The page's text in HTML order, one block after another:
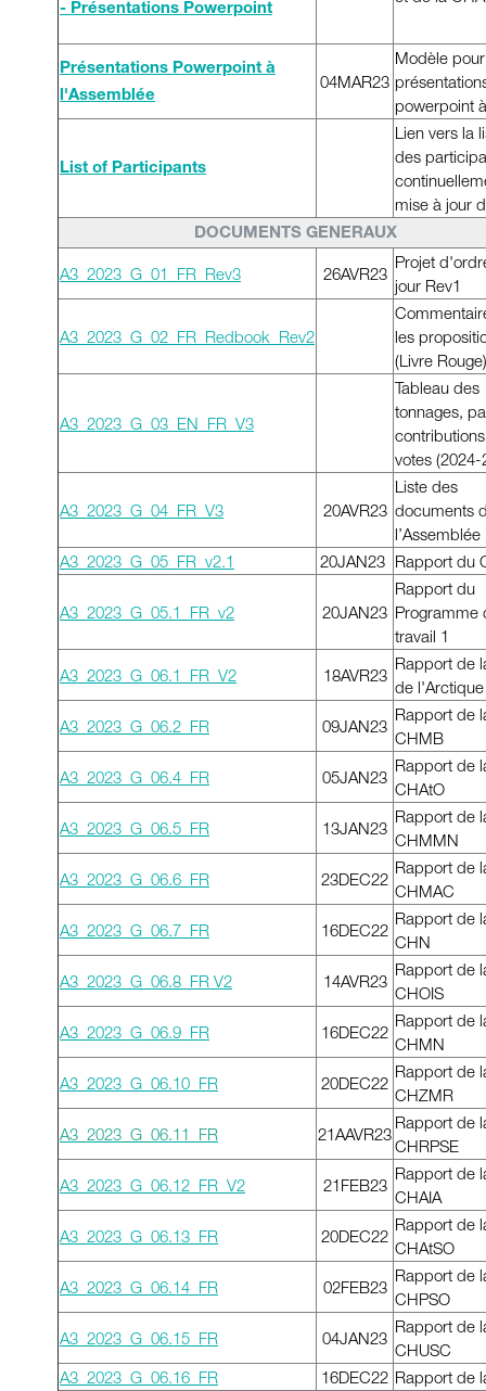
- Présentations Powerpoint
Présentations Powerpoint à
l'Assemblée
04MAR23
Modèle
powerpoint
List of Participants
Lien vers la
des
mise à jour
DOCUMENTS GENERAUX
A3_2023_G_01_FR_Rev3 26AVR23
Projet
jour Rev1
A3_2023_G_02_FR_Redbook_Rev2
les
(Livre Rouge)
A3_2023_G_03_EN_FR_V3
Tableau des
tonnages,
votes (2024-
A3_2023_G_04_FR_V3 20AVR23
Liste des
documents
l’Assemblée
A3_2023_G_05_FR _v2.1 20JAN23 Rapport du
A3_2023_G_05.1_FR_v2 20JAN23
Rapport du
Programme
travail 1
A3_2023_G_06.1_FR_V2
18AVR23
Rapport de
de l'Arctique
A3_2023_G_06.2_FR
09JAN23
Rapport de
CHMB
A3_2023_G_06.4_FR
05JAN23
Rapport de
CHAtO
A3_2023_G_06.5_FR
13JAN23
Rapport de
CHMMN
A3_2023_G_06.6_FR
23DEC22
Rapport de
CHMAC
A3_2023_G_06.7_FR
16DEC22
Rapport de
CHN
A3_2023_G_06.8_FR V2
14AVR23
Rapport de
CHOIS
A3_2023_G_06.9_FR
16DEC22
Rapport de
CHMN
A3_2023_G_06.10_FR
20DEC22
Rapport de
CHZMR
A3_2023_G_06.11_FR
21AAVR23
Rapport de
CHRPSE
A3_2023_G_06.12_FR_V2
21FEB23
Rapport de
CHAIA
A3_2023_G_06.13_FR
20DEC22
Rapport de
CHAtSO
A3_2023_G_06.14_FR
02FEB23
Rapport de
CHPSO
A3_2023_G_06.15_FR
04JAN23
Rapport de
CHUSC
A3_2023_G_06.16_FR
16DEC22 Rapport de